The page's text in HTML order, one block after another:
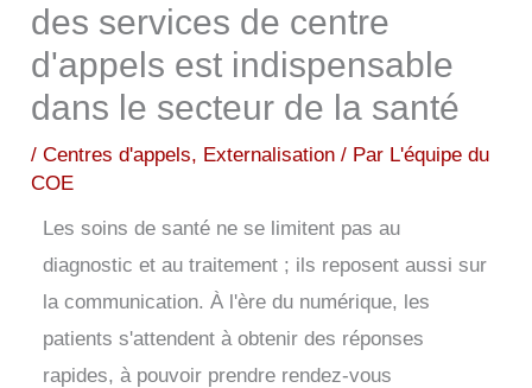
des services de centre
d'appels est indispensable
dans le secteur de la santé
/Centres d'appels, Externalisation / Par L'équipe du
COE
Les soins de santé ne se limitent pas au
diagnostic et au traitement ; ils reposent aussi sur
la communication. À l'ère du numérique, les
patients s'attendent à obtenir des réponses
rapides, à pouvoir prendre rendez-vous